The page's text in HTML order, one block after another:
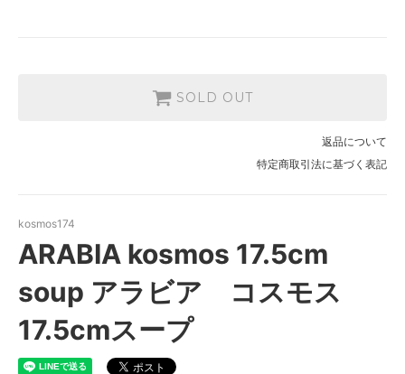
SOLD OUT
返品について
特定商取引法に基づく表記
kosmos174
ARABIA kosmos 17.5cm
soup アラビア コスモス
17.5cmスープ